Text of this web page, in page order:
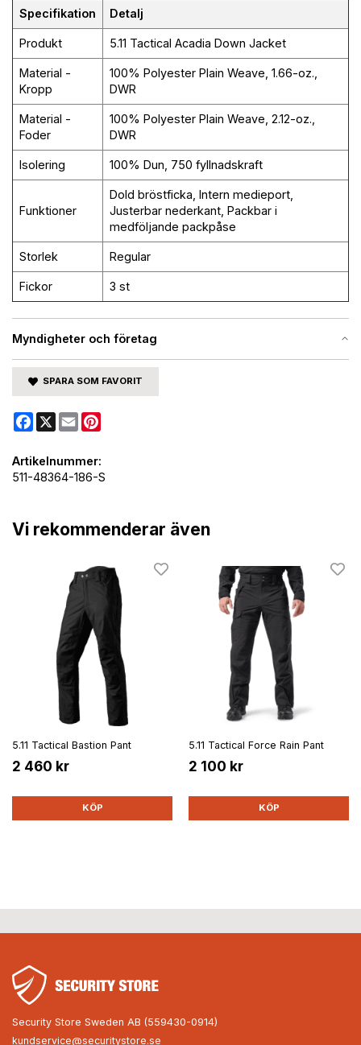
Myndigheter och företag
Specifikation Detalj
Produkt 5.11 Tactical Acadia Down Jacket
Material -
Kropp
100% Polyester Plain Weave, 1.66-oz.,
DWR
Material -
Foder
100% Polyester Plain Weave, 2.12-oz.,
DWR
Isolering 100% Dun, 750 fyllnadskraft
Funktioner
Dold bröstficka, Intern medieport,
Justerbar nederkant, Packbar i
medföljande packpåse
Storlek Regular
Fickor 3 st
SPARA SOM FAVORIT
Facebook
X Email
Artikelnummer:
511-48364-186-S
Vi rekommenderar även
5.11 Tactical Bastion Pant
2 460 kr
KÖP
5.11 Tactical Force Rain Pant
2 100 kr
KÖP
Security Store Sweden AB (559430-0914)
kundservice@securitystore.se